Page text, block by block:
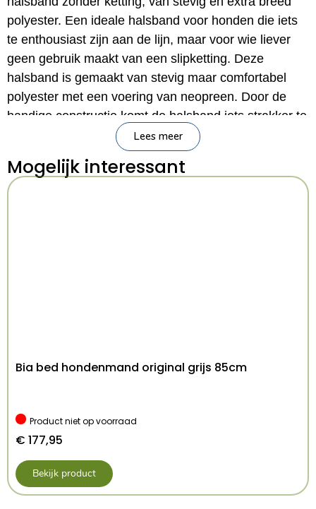
polyester. Een ideale halsband voor honden die iets
te enthousiast zijn aan de lijn, maar voor wie liever
geen gebruik maakt van een slipketting. Deze
halsband is gemaakt van stevig maar comfortabel
polyester met een voering van neopreen. Door de
handige constructie komt de halsband iets strakker te
staan bij veel druk, maar zorgt de gesp, die je zelf
kunt verstellen voor het juiste formaat, voor een
blokkade die voorkomt dat de halsband volledig strak
trekt. Eenvoudig om- en af te doen én voorzien van
– Eenvoudig aan en uit te trekken
Afmeting: 33-42X3,5 cm
Kenmerken: 33-42×3.5 cm
Lees meer
Mogelijk interessant
Bia bed hondenmand original grijs 85cm
Product niet op voorraad
€ 177,95
Bekijk product